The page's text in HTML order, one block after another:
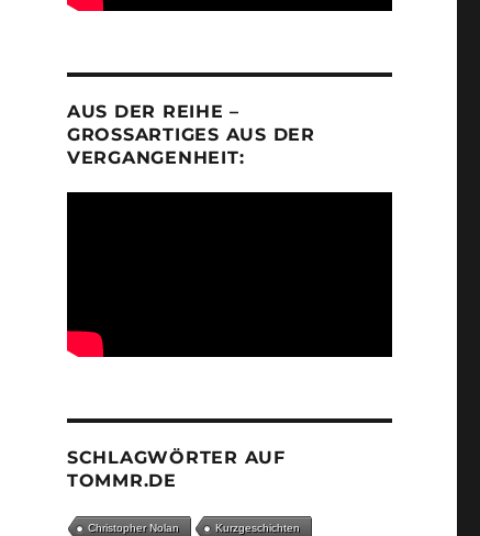
AUS DER REIHE –
GROSSARTIGES AUS DER V
ERGANGENHEIT:
SCHLAGWÖRTER AUF
TOMMR.DE
Christopher Nolan Kurzgeschichten